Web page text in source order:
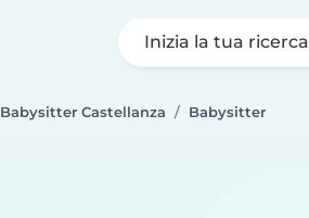
Inizia la tua ricerca
Babysitter Castellanza Babysitter